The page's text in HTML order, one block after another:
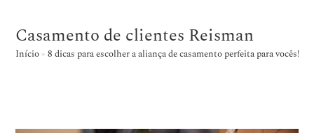
Casamento de clientes Reisman
Início »8 dicas para escolher a aliança de casamento perfeita para vocês!